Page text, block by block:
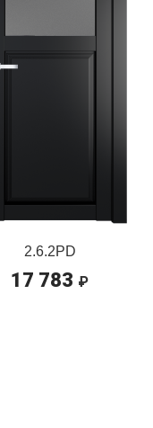
2.6.2PD
17 783 ₽